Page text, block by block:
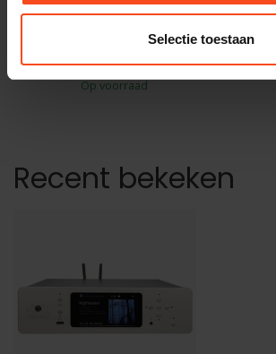
Selectie toestaan
ATOLL ELECTRONIQUE
Op voorraad
Recent bekeken